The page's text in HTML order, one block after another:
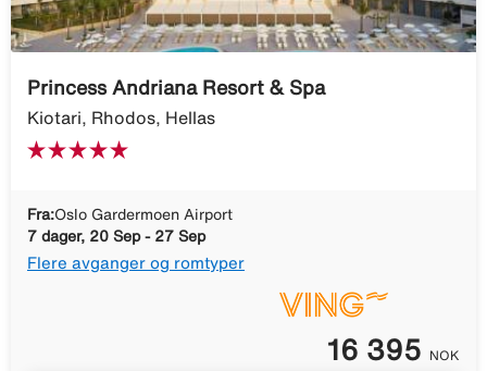
Princess Andriana Resort & Spa
Kiotari, Rhodos, Hellas
Fra:Oslo Gardermoen Airport
7 dager, 20 Sep - 27 Sep
Flere avganger og romtyper
16 395 NOK